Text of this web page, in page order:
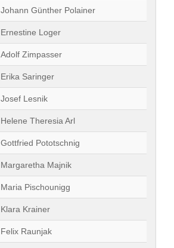
Johann Günther Polainer
Ernestine Loger
Adolf Zimpasser
Erika Saringer
Josef Lesnik
Helene Theresia Arl
Gottfried Pototschnig
Margaretha Majnik
Maria Pischounigg
Klara Krainer
Felix Raunjak